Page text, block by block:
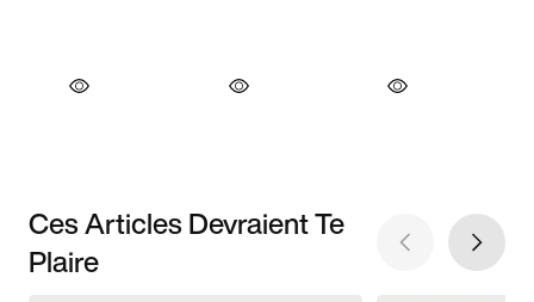
Ces Articles Devraient Te
Plaire